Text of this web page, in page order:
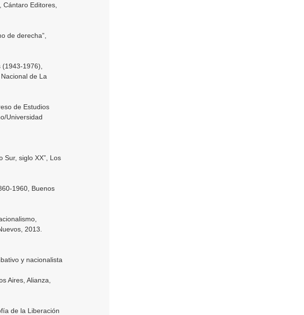
Editores,
de derecha”,
1976),
de La
de Estudios
Universidad
Sur, siglo XX”, Los
1960, Buenos
2013.
y nacionalista
Aires, Alianza,
de la Liberación